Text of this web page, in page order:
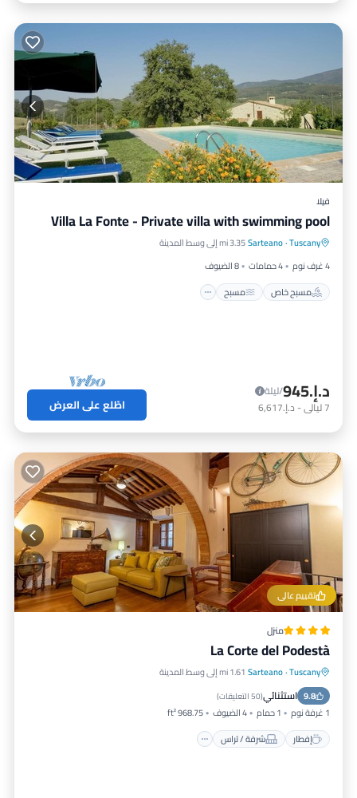
فيلا
Villa La Fonte - Private villa with swimming pool
Tuscany
·
Sarteano3.35 mi إلى وسط المدينة
4 غرف نوم
4 حمامات
8 الضيوف
مسبح خاص
مسبح
مسبح خاص مسبح
شرفة / تراس
مطبخ
د.إ.‏945
/ليلة
7ليالي- د.إ.‏6,617 اطّلع على العرض
تقييم عالي
منزل
La Corte del Podestà
Tuscany
·
Sarteano 1.61 mi إلى وسط المدينة
9.8 استثنائي(50 التعليقات )
1 غرفة نوم 1 حمام 4 الضيوف
968.75 ft²
إفطار
شرفة / تراس
إفطار شرفة / تراس
إنترنت